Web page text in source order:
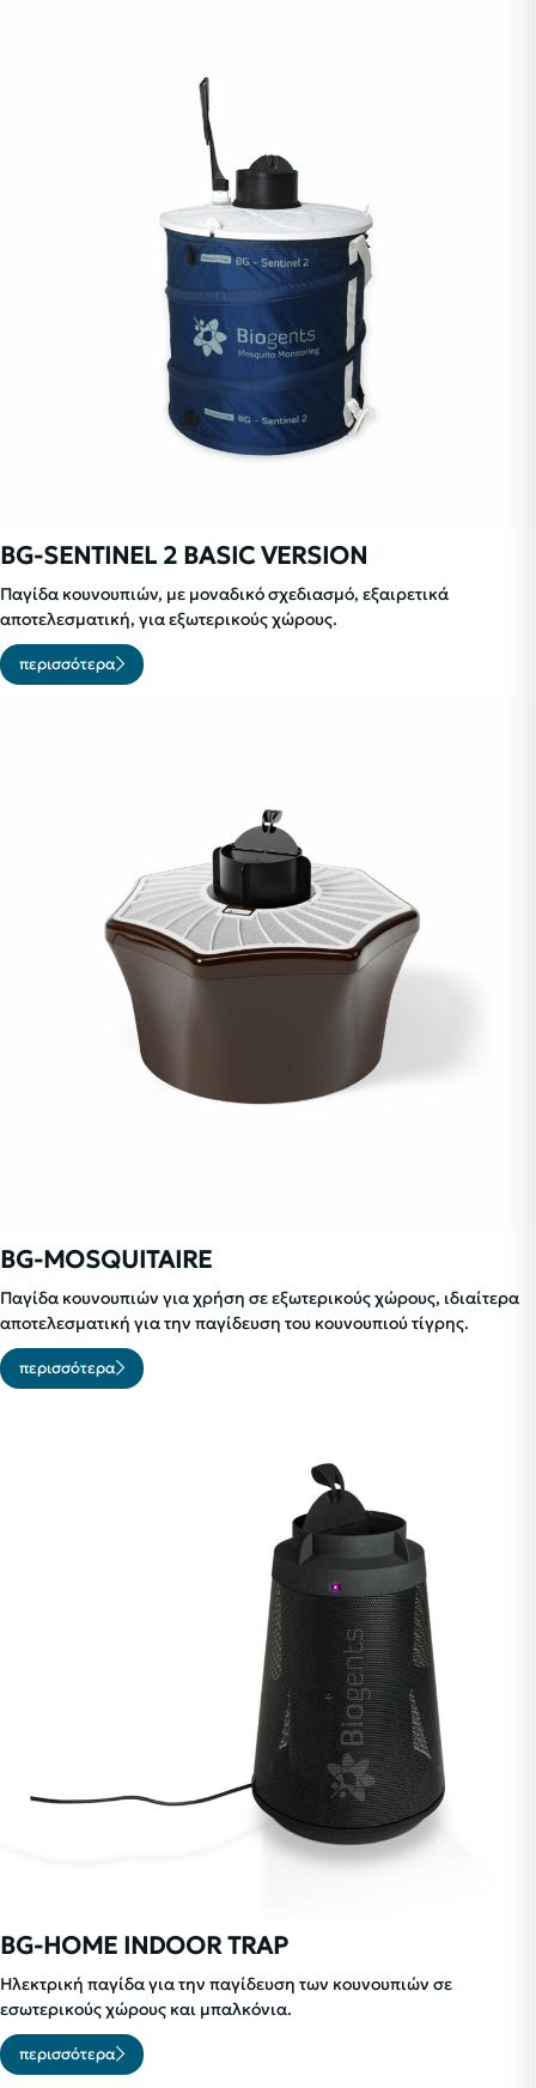
BG-SENTINEL 2 BASIC VERSION
Παγίδα κουνουπιών, με μοναδικό σχεδιασμό, εξαιρετικά
αποτελεσματική, για εξωτερικούς χώρους.
περισσότερα
BG-MOSQUITAIRE
Παγίδα κουνουπιών για χρήση σε εξωτερικούς χώρους, ιδιαίτερα
αποτελεσματική για την παγίδευση του κουνουπιού τίγρης.
περισσότερα
BG-HOME INDOOR TRAP
Ηλεκτρική παγίδα για την παγίδευση των κουνουπιών σε
εσωτερικούς χώρους και μπαλκόνια.
περισσότερα